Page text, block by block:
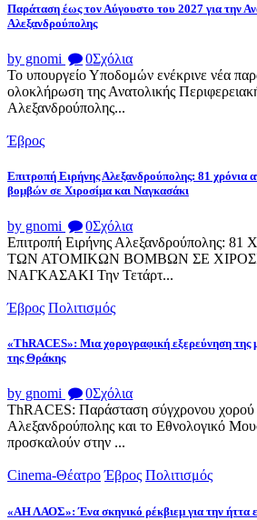
Παράταση έως τον Αύγουστο του 2027 για την
Αλεξανδρούπολης
by gnomi 0Σχόλια
Το υπουργείο Υποδομών ενέκρινε νέα
ολοκλήρωση της Ανατολικής
Αλεξανδρούπολης...
Έβρος
Επιτροπή Ειρήνης Αλεξανδρούπολης: 81 χρόνια
βομβών σε Χιροσίμα και Ναγκασάκι
by gnomi 0Σχόλια
Επιτροπή Ειρήνης Αλεξανδρούπολης:
ΤΩΝ ΑΤΟΜΙΚΩΝ ΒΟΜΒΩΝ ΣΕ
ΝΑΓΚΑΣΑΚΙ Την Τετάρτ...
Έβρος Πολιτισμός
«ThRACES»: Μια χορογραφική εξερεύνηση της
της Θράκης
by gnomi 0Σχόλια
ThRACES: Παράσταση σύγχρονου
Αλεξανδρούπολης και το Εθνολογικό
προσκαλούν στην ...
Cinema-Θέατρο Έβρος Πολιτισμός
«ΑΗ ΛΑΟΣ»: Ένα σκηνικό ρέκβιεμ για την ήττα